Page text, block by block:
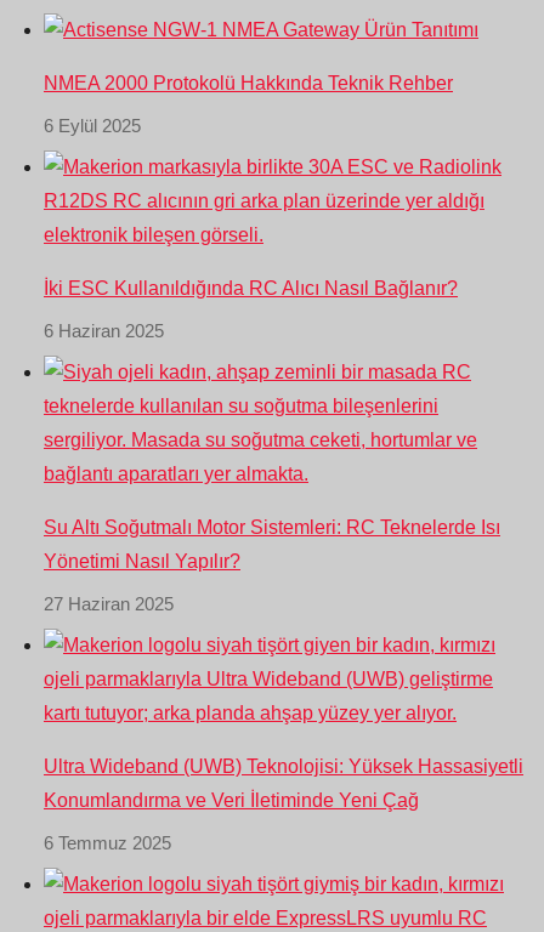
NMEA 2000 Protokolü Hakkında Teknik Rehber
6 Eylül 2025
İki ESC Kullanıldığında RC Alıcı Nasıl Bağlanır?
6 Haziran 2025
Su Altı Soğutmalı Motor Sistemleri: RC Teknelerde Isı
Yönetimi Nasıl Yapılır?
27 Haziran 2025
Ultra Wideband (UWB) Teknolojisi: Yüksek Hassasiyetli
Konumlandırma ve Veri İletiminde Yeni Çağ
6 Temmuz 2025